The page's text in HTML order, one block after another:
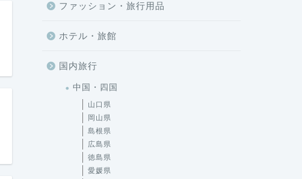
ファッション・旅行用品
ホテル・旅館
国内旅行
中国・四国
山口県
岡山県
島根県
広島県
徳島県
愛媛県